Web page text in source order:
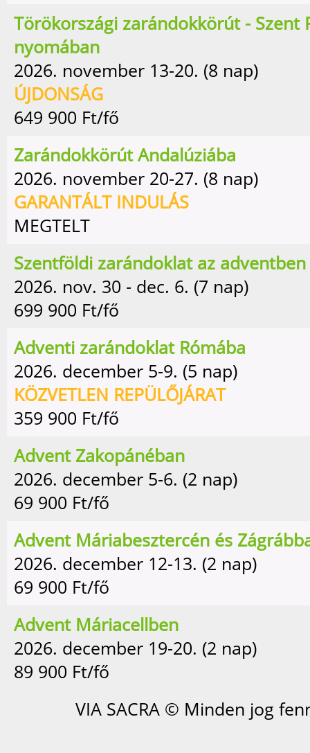
Törökországi zarándokkörút - Szent
nyomában
2026. november 13-20. (8 nap)
ÚJDONSÁG
649 900 Ft/fő
Zarándokkörút Andalúziába
2026. november 20-27. (8 nap)
GARANTÁLT INDULÁS
MEGTELT
Szentföldi zarándoklat az adventben
2026. nov. 30 - dec. 6. (7 nap)
699 900 Ft/fő
Adventi zarándoklat Rómába
2026. december 5-9. (5 nap)
KÖZVETLEN REPÜLŐJÁRAT
359 900 Ft/fő
Advent Zakopánéban
2026. december 5-6. (2 nap)
69 900 Ft/fő
Advent Máriabesztercén és
2026. december 12-13. (2 nap)
69 900 Ft/fő
Advent Máriacellben
2026. december 19-20. (2 nap)
89 900 Ft/fő
VIA SACRA © Minden jog